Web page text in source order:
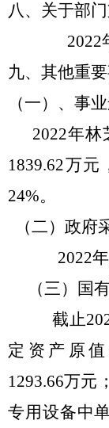
八、关于部
2022
九、其他重
（一）、事
2022年
1839.62万
24%。
（二）政府
2022
（三）国
截止
定资产原
1293.66万元
专用设备中